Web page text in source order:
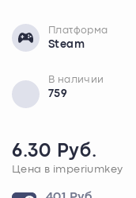
Платформа
Steam
В наличии
759
6.30 Руб.
Цена в imperiumkey